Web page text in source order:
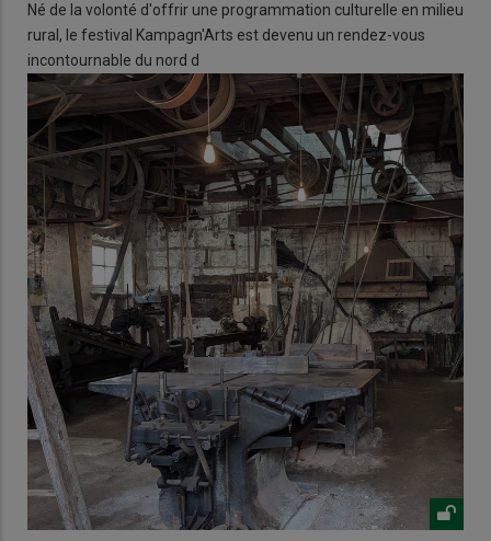
Né de la volonté d'offrir une programmation culturelle en milieu
rural, le festival Kampagn'Arts est devenu un rendez-vous
incontournable du nord d